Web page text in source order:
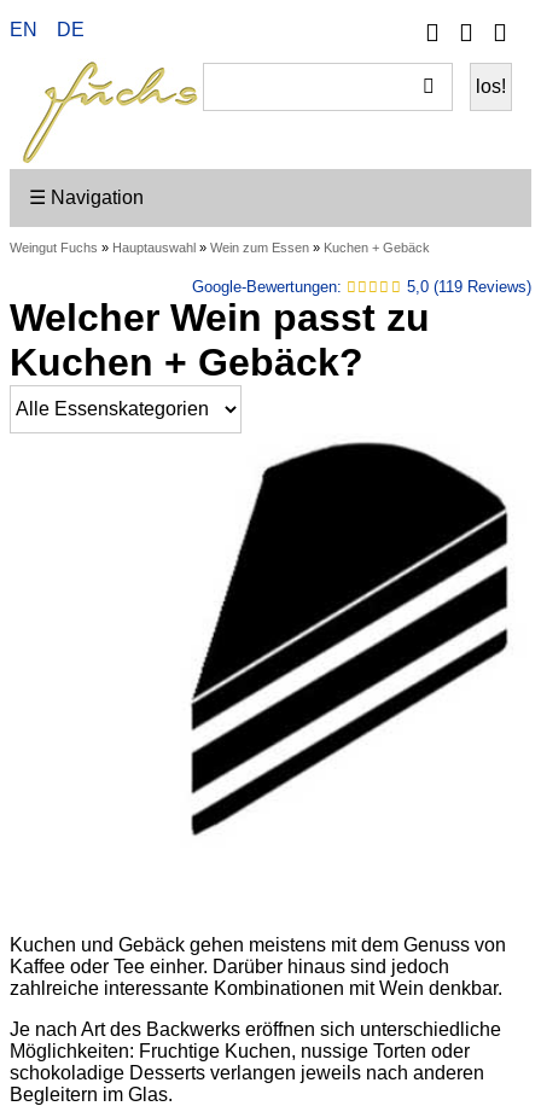
Telefon
Ihr
EN DE
☰ Navigation
Weingut Fuchs » Hauptauswahl » Wein zum Essen » Kuchen + Gebäck
Google-Bewertungen: 5,0 (119 Reviews)
Welcher Wein passt zu
Kuchen + Gebäck?
Kuchen und Gebäck gehen meistens mit dem Genuss von
Kaffee oder Tee einher. Darüber hinaus sind jedoch
zahlreiche interessante Kombinationen mit Wein denkbar.
Je nach Art des Backwerks eröffnen sich unterschiedliche
Möglichkeiten: Fruchtige Kuchen, nussige Torten oder
schokoladige Desserts verlangen jeweils nach anderen
Begleitern im Glas.